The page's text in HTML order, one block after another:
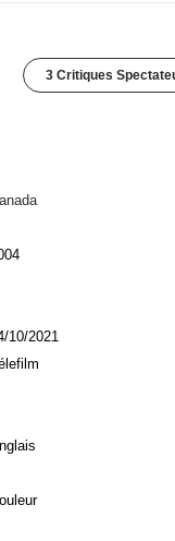
3 Critiques
10/2021